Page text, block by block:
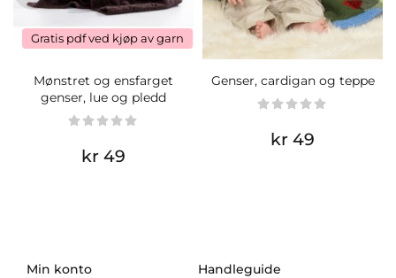
Gratis pdf ved kjøp av garn
Mønstret og ensfarget
genser, lue og pledd
kr 49
Genser, cardigan og teppe
kr 49
Min konto Handleguide